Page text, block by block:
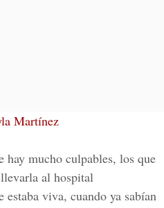
Martínez
hay mucho culpables, los que
al hospital
estaba viva, cuando ya sabían